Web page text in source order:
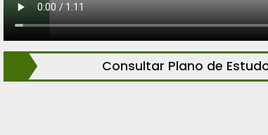
Consultar Plano de